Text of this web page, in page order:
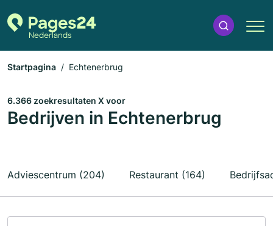
Startpagina Echtenerbrug
6.366 zoekresultaten X voor
Bedrijven in Echtenerbrug
Adviescentrum (204) Restaurant (164)